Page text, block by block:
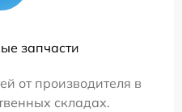
запчасти
от производителя в
складах.